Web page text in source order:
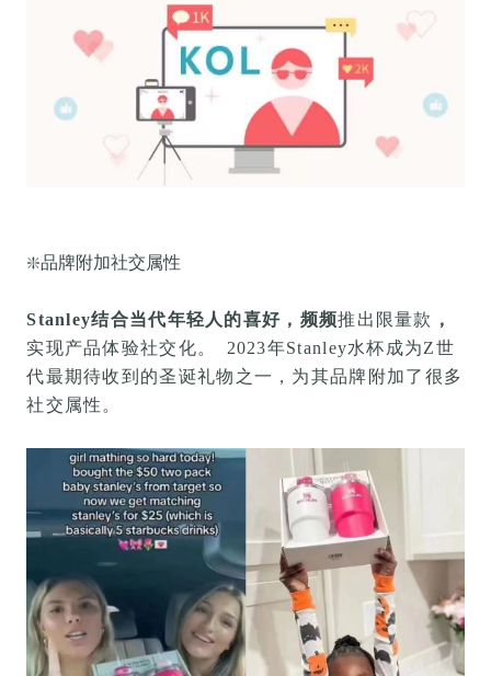
❇️品牌附加社交属性
Stanley结合当代年轻人的喜好，频频推出限量款 ，
实现产品体验社交化。
2023年Stanley水杯成为Z世
代最期待收到的圣诞礼物之一， 为其品牌附加了很多
社交属性。